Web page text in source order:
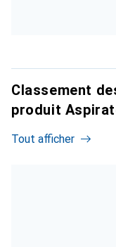
Classement
produit
Tout afficher